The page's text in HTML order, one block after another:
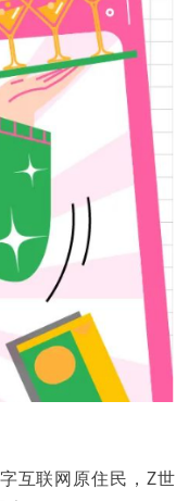
互联网原住民，Z世